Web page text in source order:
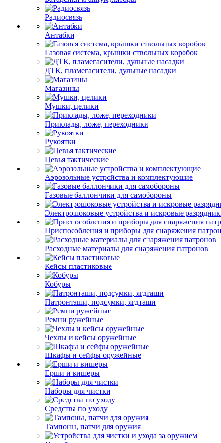
Радиосвязь
Антабки
Газовая система, крышки ствольных коробок
ДТК, пламегасители, дульные насадки
Магазины
Мушки, целики
Приклады, ложе, переходники
Рукоятки
Цевья тактические
Аэрозольные устройства и комплектующие
Газовые баллончики для самобороны
Электрошоковые устройства и искровые
Приспособления и приборы для снаряжения
Расходные материалы для снаряжения патронов
Кейсы пластиковые
Кобуры
Патронташи, подсумки, ягдташи
Ремни ружейные
Чехлы и кейсы оружейные
Шкафы и сейфы оружейные
Ерши и вишеры
Наборы для чистки
Средства по уходу
Тампоны, патчи для оружия